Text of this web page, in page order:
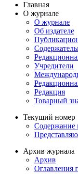
Главная
О журнале
О журнале
Об издателе
Учредители
Редакция
Товарный
Текущий номер
Содержание
Архив журнала
Архив
Оглавления